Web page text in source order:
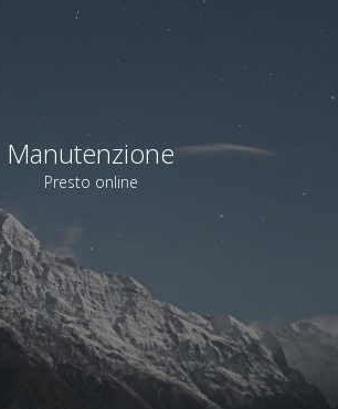
Manutenzione
Presto online